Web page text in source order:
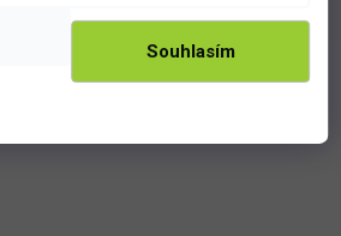
Souhlasím